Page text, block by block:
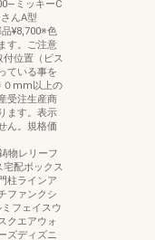
ミッキーC
んA型
¥8,700※色
す。ご注意
付位置（ビス
ている事を
０mm以上の
受注生産商
ます。表示
ん。規格価
物レリーフ
宅配ボックス
柱ラインア
ファンクシ
フェイスウ
クエアウォ
ズディズニ